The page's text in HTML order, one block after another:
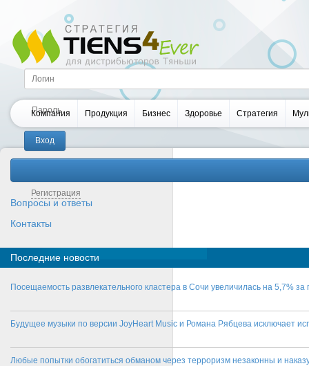
Регистрация
Компания Продукция Бизнес Здоровье Стратегия
Вопросы и ответы
Контакты
Последние новости
Посещаемость развлекательного кластера в Сочи увеличилась на 5,7% за
Будущее музыки по версии JoyHeart Music и Романа Рябцева исключает
Любые попытки обогатиться обманом через терроризм незаконны и